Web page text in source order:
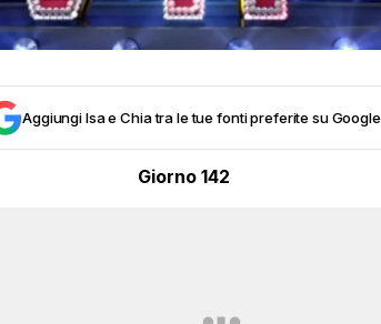
Aggiungi Isa e Chia tra le tue fonti preferite su Google
Giorno 142